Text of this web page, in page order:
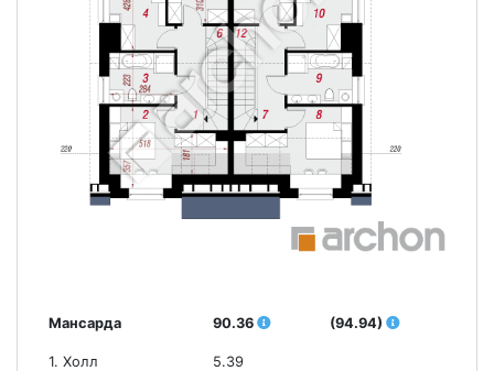
Мансарда 90.36 (94.94)
1. Холл 5.39